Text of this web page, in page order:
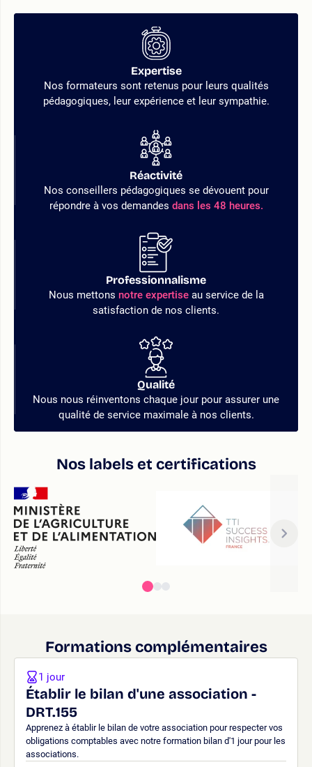
Expertise
Nos formateurs sont retenus pour leurs qualités
pédagogiques, leur expérience et leur sympathie.
Réactivité
Nos conseillers pédagogiques se dévouent pour
répondre à vos demandes dans les 48 heures.
Professionnalisme
Nous mettons notre expertiseau service de la
satisfaction de nos clients.
Qualité
Nous nous réinventons chaque jour pour assurer une
qualité de service maximale à nos clients.
Nos labels et certifications
Formations complémentaires
Établir le bilan d'une association -
DRT.155
Apprenez à établir le bilan de votre association pour respecter vos
obligations comptables avec notre formation bilan d'1 jour pour les
associations.
1 jour